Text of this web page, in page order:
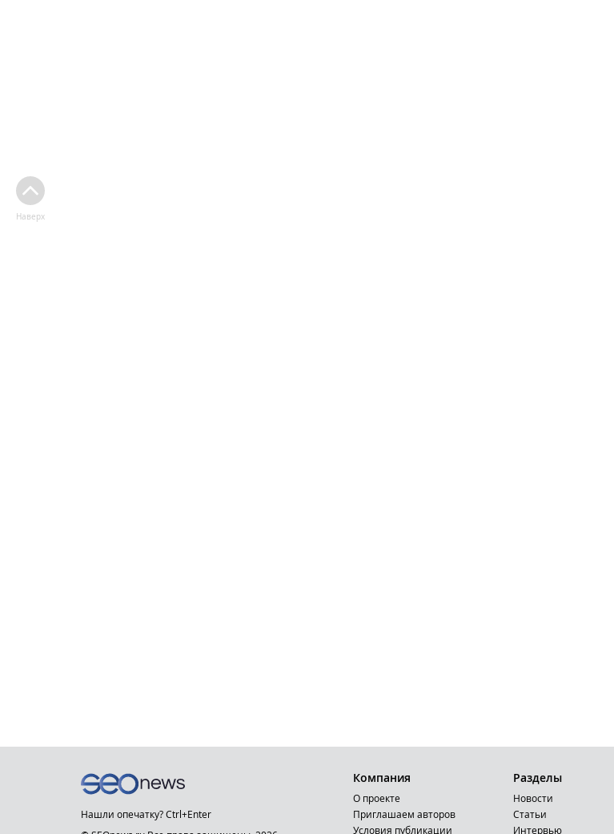
Наверх
Нашли опечатку? Ctrl+Enter
Компания
О проекте
Приглашаем авторов
Условия публикации
Разделы
Новости
Статьи
Интервью